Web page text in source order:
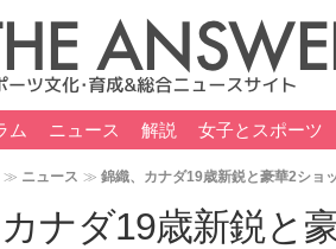
ム ニュース 解説 女子とスポーツ
ニュース 錦織、カナダ19歳新鋭と豪華2ショ
ナダ19歳新鋭と